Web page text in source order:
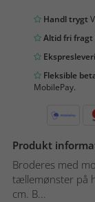
Handl trygt
Altid fri fragt
Fleksible
MobilePay.
Produkt
Broderes med
tællemønster på
cm. B...